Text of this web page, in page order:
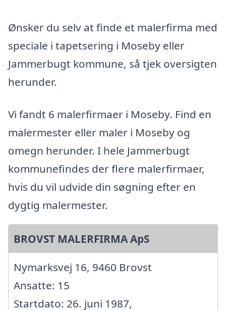
Ønsker du selv at finde et malerfirma med
speciale i tapetsering i Moseby eller
Jammerbugt kommune, så tjek oversigten
herunder.
Vi fandt 6 malerfirmaer i Moseby. Find en
malermester eller maler i Moseby og
omegn herunder. I hele Jammerbugt
kommunefindes der flere malerfirmaer,
hvis du vil udvide din søgning efter en
dygtig malermester.
BROVST MALERFIRMA ApS
Nymarksvej 16, 9460 Brovst
Ansatte: 15
Startdato: 26. juni 1987,